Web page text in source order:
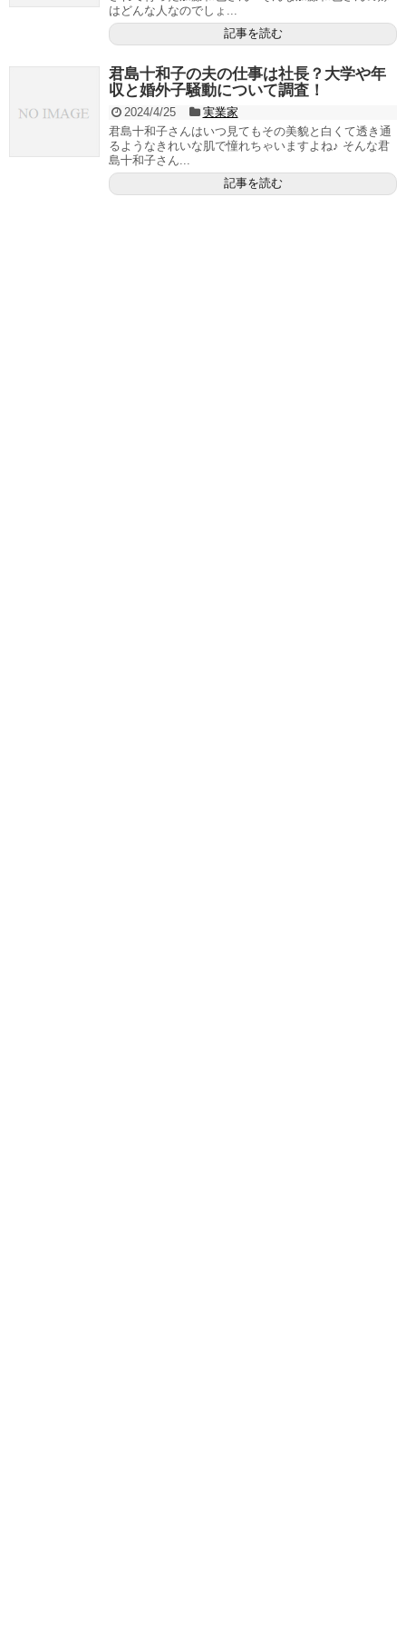
はどんな人なのでしょ...
記事を読む
君島十和子の夫の仕事は社長？大学や年
収と婚外子騒動について調査！
2024/4/25
実業家
君島十和子さんはいつ見てもその美貌と白くて透き通
るようなきれいな肌で憧れちゃいますよね♪ そんな君
島十和子さん...
記事を読む